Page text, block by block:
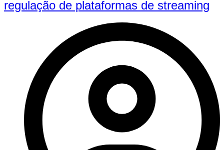
regulação de plataformas de streaming